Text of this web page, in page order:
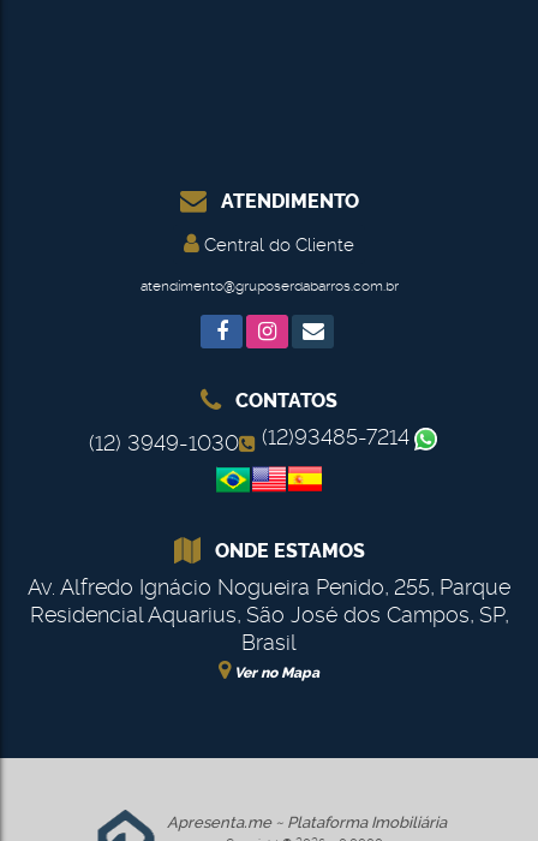
ATENDIMENTO
Central do Cliente
atendimento@gruposerdabarros.com.br
CONTATOS
(12) 3949-1030 (12)93485-7214
ONDE ESTAMOS
Av. Alfredo Ignácio Nogueira Penido, 255, Parque
Residencial Aquarius, São José dos Campos, SP,
Brasil
Ver no Mapa
Apresenta.me ~ Plataforma Imobiliária